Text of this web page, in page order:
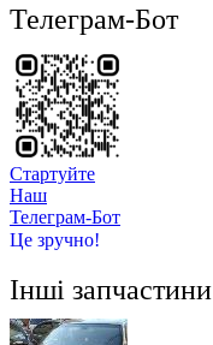
Телеграм-Бот
Стартуйте
Hаш
Телеграм-Бот
Це зручно!
Інші запчастини